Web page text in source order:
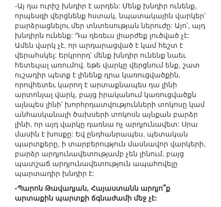
-Այ դա ուրիշ խնդիր է արդեն: Մենք խնդիր ունենք,
որպեսզի վերցնենք հստակ, նպատակային վարկեր՝
բարձրացնելու մեր տնտեսության ներուժը: Այո՛, այդ
խնդիրն ունենք: Դա դեռեւս լիարժեք լուծված չէ:
Ամեն վարկ չէ, որ արդարացված է կամ հեշտ է
վերահսկել: Երկրորդ՝ մենք խնդիր ունենք նաեւ
հետեւյալ առումով. եթե վարկը վերցնում ենք, շատ
ուշադիր պետք է լինենք դրա կառուցվածքին,
որովհետեւ կարող է արտաքնապես դա լինի
արտոնյալ վարկ, բայց իրականում կառուցվածքն
այնպես լինի՝ խորհրդատվությունների տոկոսը կամ
անհասկանալի ծախսերի տոկոսն այնքան բարձր
լինի, որ այդ վարկը դառնա ոչ արդյունավետ: Սրա
մասին է խոսքը: Եվ ընդհանրապես, պետական
պարտքերը, ի տարբերություն մասնավոր վարկերի,
բարձր արդյունավետությամբ չեն լինում, բայց
պատշաճ արդյունավետություն ապահովելը
պարտադիր խնդիր է:
-Պարոն Թավադյան, Հայաստանն արդյո՞ք
արտաքին պարտքի ճգնաժամի մեջ չէ: